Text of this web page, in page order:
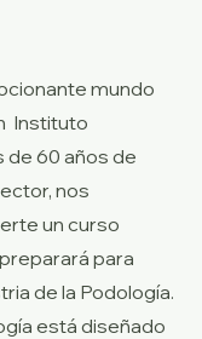
mundo
Instituto
de 60 años de
nos
un curso
para
de la Podología.
está diseñado